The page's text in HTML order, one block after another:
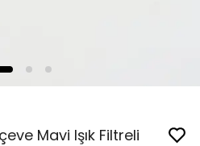
Mavi Işık Filtreli